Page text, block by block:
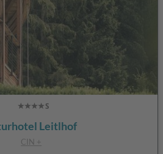
Leitlhof
CIN +